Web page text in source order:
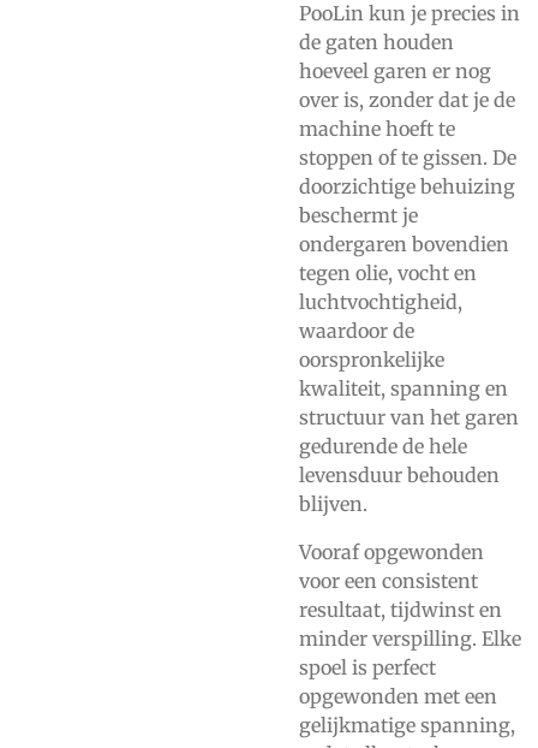
PooLin kun je precies in
de gaten houden
hoeveel garen er nog
over is, zonder dat je de
machine hoeft te
stoppen of te gissen. De
doorzichtige behuizing
beschermt je
ondergaren bovendien
tegen olie, vocht en
luchtvochtigheid,
waardoor de
oorspronkelijke
kwaliteit, spanning en
structuur van het garen
gedurende de hele
levensduur behouden
blijven.
Vooraf opgewonden
voor een consistent
resultaat, tijdwinst en
minder verspilling. Elke
spoel is perfect
opgewonden met een
gelijkmatige spanning,